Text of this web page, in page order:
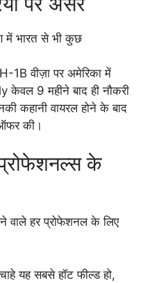
भारत से भी कुछ
1B वीज़ा पर अमेरिका में
9 महीने बाद ही नौकरी
कहानी वायरल होने के बाद
की।
के
वाले हर प्रोफेशनल के लिए
यह सबसे हॉट फील्ड हो,